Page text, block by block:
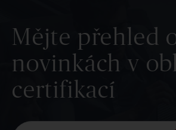
Mějte přehled
novinkách v
certifikací